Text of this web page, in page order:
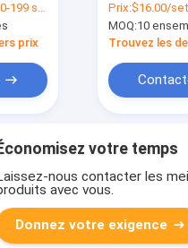
sets
prix
cachée
USB
Prix:$16.00/sets
MOQ:10
Trouvez les
votre temps
nous contacter les
avec vous.
Donnez votre exigence